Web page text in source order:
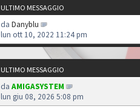
ULTIMO MESSAGGIO
da Danyblu
lun ott 10, 2022 11:24 pm
ULTIMO MESSAGGIO
da AMIGASYSTEM
lun giu 08, 2026 5:08 pm